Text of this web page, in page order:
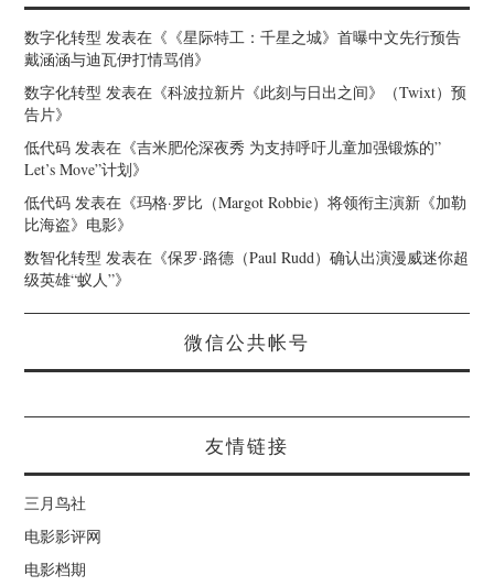
数字化转型 发表在《 《星际特工：千星之城》首曝中文先行预告
戴涵涵与迪瓦伊打情骂俏》
数字化转型 发表在《科波拉新片《此刻与日出之间》（Twixt）预
告片》
低代码 发表在《吉米肥伦深夜秀 为支持呼吁儿童加强锻炼的”
Let’s Move”计划》
低代码 发表在《玛格·罗比（Margot Robbie）将领衔主演新《加勒
比海盗》电影》
数智化转型 发表在《保罗·路德（Paul Rudd）确认出演漫威迷你超
级英雄“蚁人”》
微信公共帐号
友情链接
三月鸟社
电影影评网
电影档期